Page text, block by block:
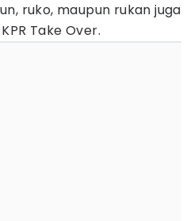
ruko, maupun rukan juga
Take Over.